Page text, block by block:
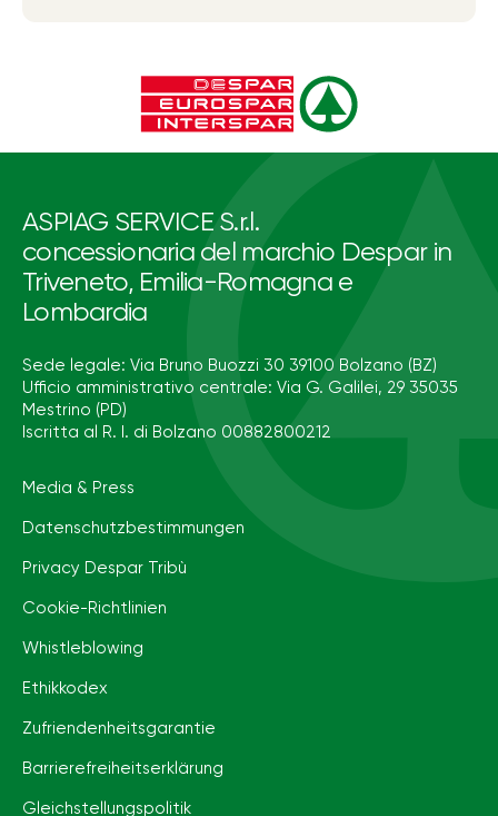
ASPIAG SERVICE S.r.l.
concessionaria del marchio Despar in
Triveneto, Emilia-Romagna e
Lombardia
Sede legale: Via Bruno Buozzi 30 39100 Bolzano (BZ)
Ufficio amministrativo centrale: Via G. Galilei, 29 35035
Mestrino (PD)
Iscritta al R. I. di Bolzano 00882800212
Media & Press
Datenschutzbestimmungen
Privacy Despar Tribù
Cookie-Richtlinien
Whistleblowing
Ethikkodex
Zufriendenheitsgarantie
Barrierefreiheits­erklärung
Gleichstellungspolitik